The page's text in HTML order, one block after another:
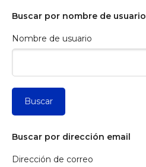
Salta al contenido principal
Buscar por nombre de usuario
Nombre de usuario
Buscar por dirección email
Dirección de correo